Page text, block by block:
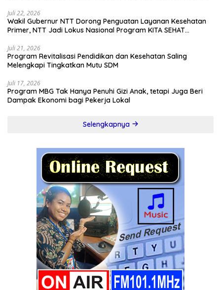
Juli 22, 2026
Wakil Gubernur NTT Dorong Penguatan Layanan Kesehatan
Primer, NTT Jadi Lokus Nasional Program KITA SEHAT
Juli 21, 2026
Program Revitalisasi Pendidikan dan Kesehatan Saling
Melengkapi Tingkatkan Mutu SDM
Juli 17, 2026
Program MBG Tak Hanya Penuhi Gizi Anak, tetapi Juga Beri
Dampak Ekonomi bagi Pekerja Lokal
Selengkapnya